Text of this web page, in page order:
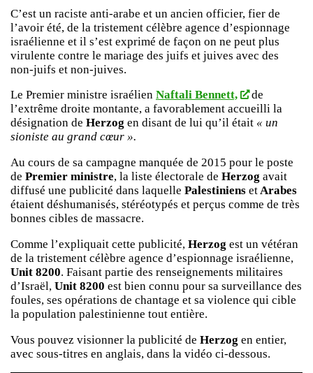
C’est un raciste anti-arabe et un ancien officier, fier de
l’avoir été, de la tristement célèbre agence d’espionnage
israélienne et il s’est exprimé de façon on ne peut plus
virulente contre le mariage des juifs et juives avec des
non-juifs et non-juives.
Le Premier ministre israélien Naftali Bennett,
de
l’extrême droite montante, a favorablement accueilli la
désignation de Herzog en disant de lui qu’il était « un
sioniste au grand cœur ».
Au cours de sa campagne manquée de 2015 pour le poste
de Premier ministre, la liste électorale de Herzog avait
diffusé une publicité dans laquelle Palestiniens etArabes
étaient déshumanisés, stéréotypés et perçus comme de très
bonnes cibles de massacre.
Comme l’expliquait cette publicité, Herzog est un vétéran
de la tristement célèbre agence d’espionnage israélienne,
Unit 8200. Faisant partie des renseignements militaires
d’Israël, Unit 8200 est bien connu pour sa surveillance des
foules, ses opérations de chantage et sa violence qui cible
la population palestinienne tout entière.
Vous pouvez visionner la publicité de Herzog en entier,
avec sous-titres en anglais, dans la vidéo ci-dessous.